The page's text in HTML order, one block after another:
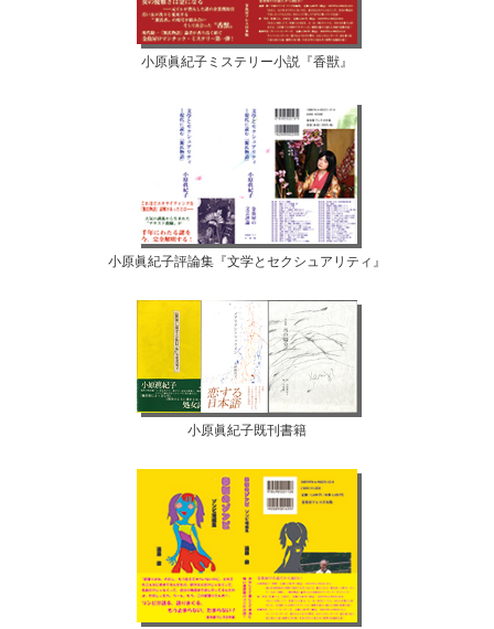
小原眞紀子ミステリー小説『香獣』
小原眞紀子評論集『文学とセクシュアリティ』
小原眞紀子既刊書籍